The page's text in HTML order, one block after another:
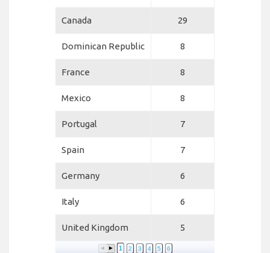
Canada 29
Dominican Republic 8
France 8
Mexico 8
Portugal 7
Spain 7
Germany 6
Italy 6
United Kingdom 5
1 2 3 4 5 6